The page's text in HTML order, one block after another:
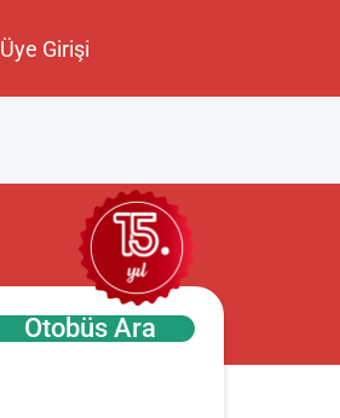
Üye Girişi
Otobüs Ara